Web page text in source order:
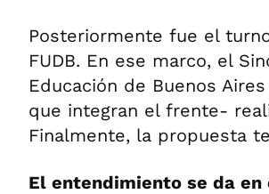
Posteriormente fue el
FUDB. En ese marco, el
Educación de Buenos
que integran el frente-
Finalmente, la propuesta
El entendimiento se da